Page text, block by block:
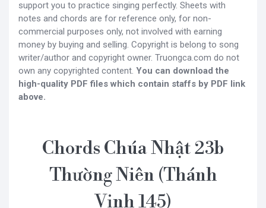
support you to practice singing perfectly. Sheets with
notes and chords are for reference only, for non-
commercial purposes only, not involved with earning
money by buying and selling. Copyright is belong to song
writer/author and copyright owner. Truongca.com do not
own any copyrighted content. You can download the
high-quality PDF files which contain staffs by PDF link
above.
Chords Chúa Nhật 23b
Thường Niên (Thánh
Vịnh 145)